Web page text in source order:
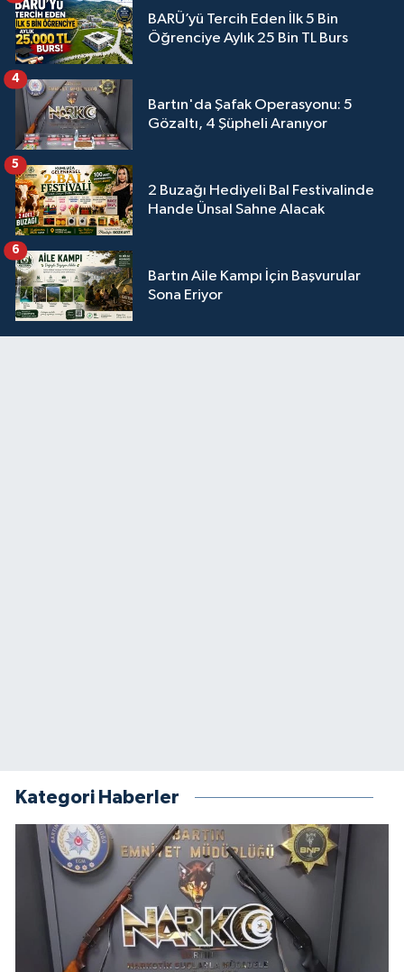
BARÜ’yü Tercih Eden İlk 5 Bin
Öğrenciye Aylık 25 Bin TL Burs
Bartın'da Şafak Operasyonu: 5
Gözaltı, 4 Şüpheli Aranıyor
4
2 Buzağı Hediyeli Bal Festivalinde
Hande Ünsal Sahne Alacak
5
Bartın Aile Kampı İçin Başvurular
Sona Eriyor
6
Kategori Haberler